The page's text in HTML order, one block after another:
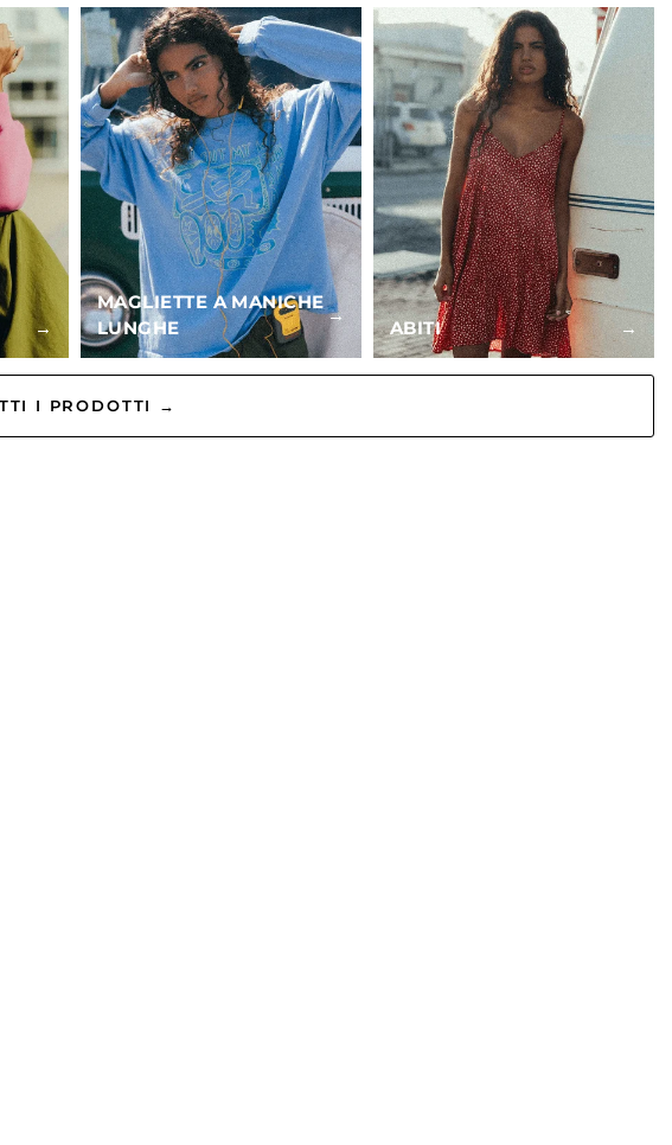
→
MAGLIETTE A MANICHE
LUNGHE
→
ABITI →
I PRODOTTI →